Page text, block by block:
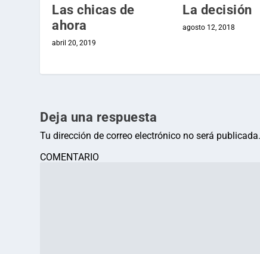
Las chicas de
ahora
abril 20, 2019
La decisión
agosto 12, 2018
Deja una respuesta
Tu dirección de correo electrónico no será publicada.
COMENTARIO